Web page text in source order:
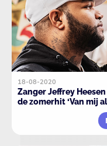
18-08-2020
Zanger Jeffrey
de zomerhit ‘Van mij